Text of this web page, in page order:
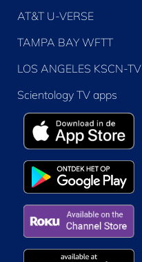
AT&T U-VERSE
TAMPA BAY WFTT
LOS ANGELES KSCN-TV
Scientology TV apps